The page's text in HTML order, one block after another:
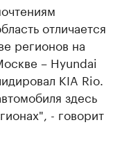
отличается
регионов на
– Hyundai
KIA Rio.
здесь
- говорит